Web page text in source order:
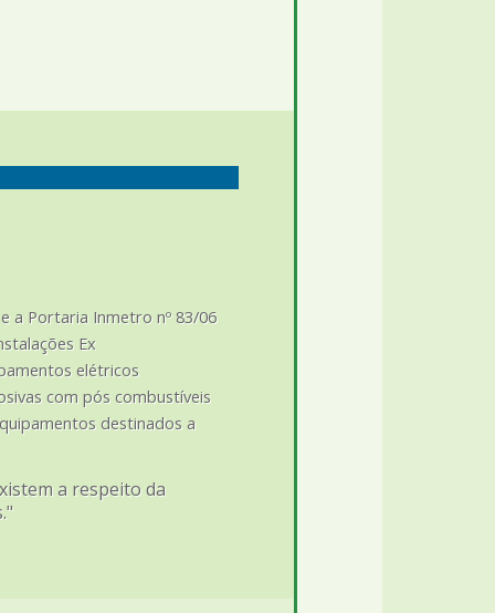
a Portaria Inmetro nº 83/06
Ex
elétricos
com pós combustíveis
destinados a
a respeito da